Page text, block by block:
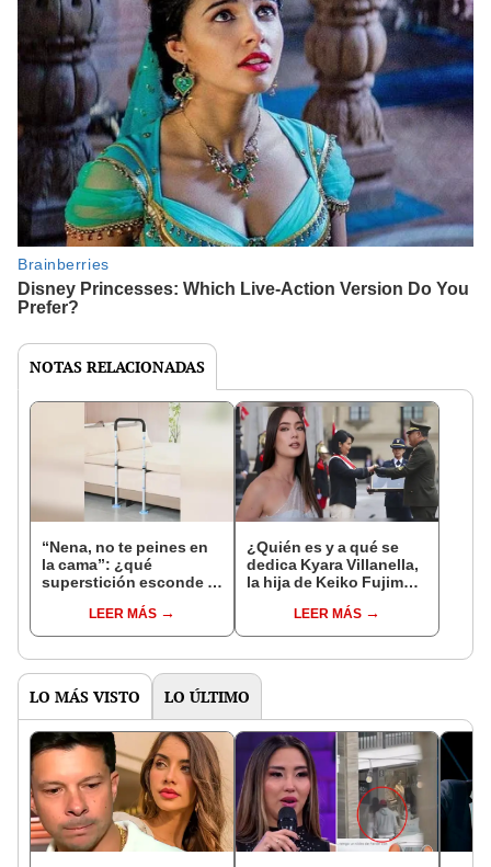
NOTAS RELACIONADAS
“Nena, no te peines en
la cama”: ¿qué
superstición esconde la
Enanitos Verdes?
LEER MÁS
¿Quién es y a qué se
dedica Kyara Villanella,
la hija de Keiko Fujimori
nivel nacional?
LEER MÁS
LO MÁS VISTO LO ÚLTIMO